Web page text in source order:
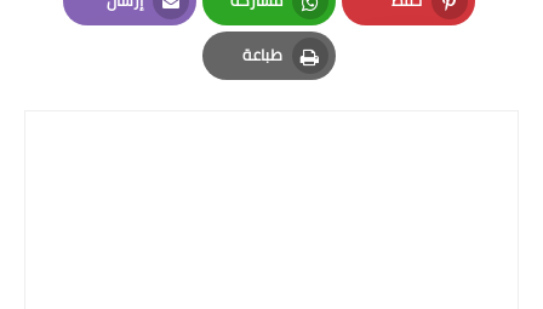
Pinterest
Whatsapp
Email
طباعة
Print